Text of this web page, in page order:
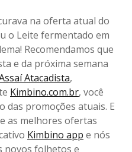
na oferta atual do
o Leite fermentado em
Recomendamos que
e da próxima semana
Atacadista,
Kimbino.com.br, você
das promoções atuais. E
as melhores ofertas
Kimbino app e nós
novos folhetos e